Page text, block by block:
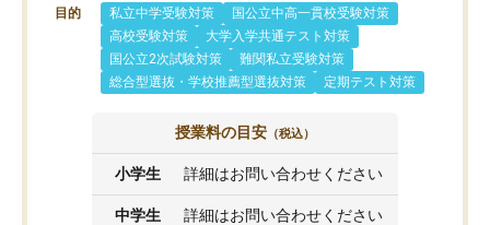
目的 私立中学受験対策
国公立中高一貫校受験対策
高校受験対策
大学入学共通テスト対策
国公立2次試験対策
難関私立受験対策
総合型選抜・学校推薦型選抜対策
定期テスト対策
授業料の目安 （税込）
小学生 詳細はお問い合わせください
中学生 詳細はお問い合わせください